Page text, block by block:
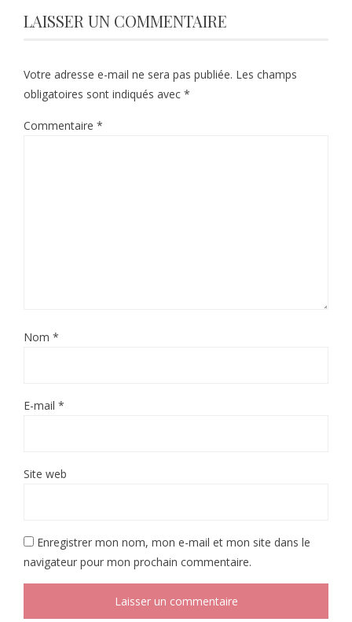
LAISSER UN COMMENTAIRE
Votre adresse e-mail ne sera pas publiée. Les champs
obligatoires sont indiqués avec *
Commentaire *
Nom *
E-mail *
Site web
Enregistrer mon nom, mon e-mail et mon site dans le
navigateur pour mon prochain commentaire.